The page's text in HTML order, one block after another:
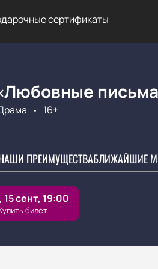
сертификаты
16+
ПРЕИМУЩЕСТВАБЛИЖАЙШИЕ